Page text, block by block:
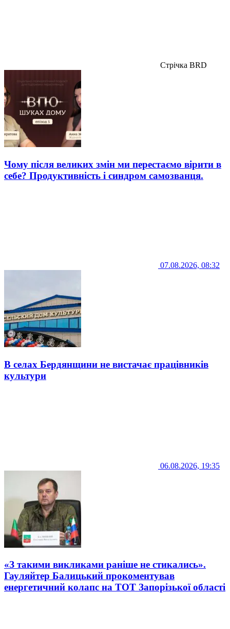
Стрічка BRD
Чому після великих змін ми перестаємо вірити в
себе? Продуктивність і синдром самозванця.
07.08.2026, 08:32
В селах Бердянщини не вистачає працівників
культури
06.08.2026, 19:35
«З такими викликами раніше не стикались».
Гауляйтер Балицький прокоментував
енергетичний колапс на ТОТ Запорізької області